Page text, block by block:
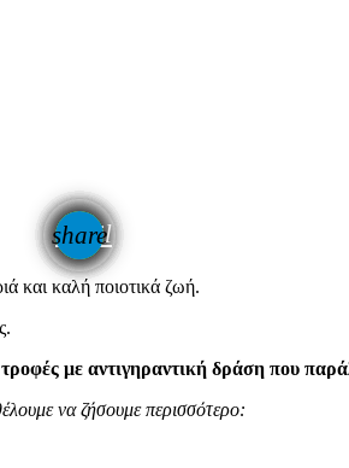
share
email
και καλή ποιοτικά ζωή.
τροφές με αντιγηραντική δράση που
να ζήσουμε περισσότερο: